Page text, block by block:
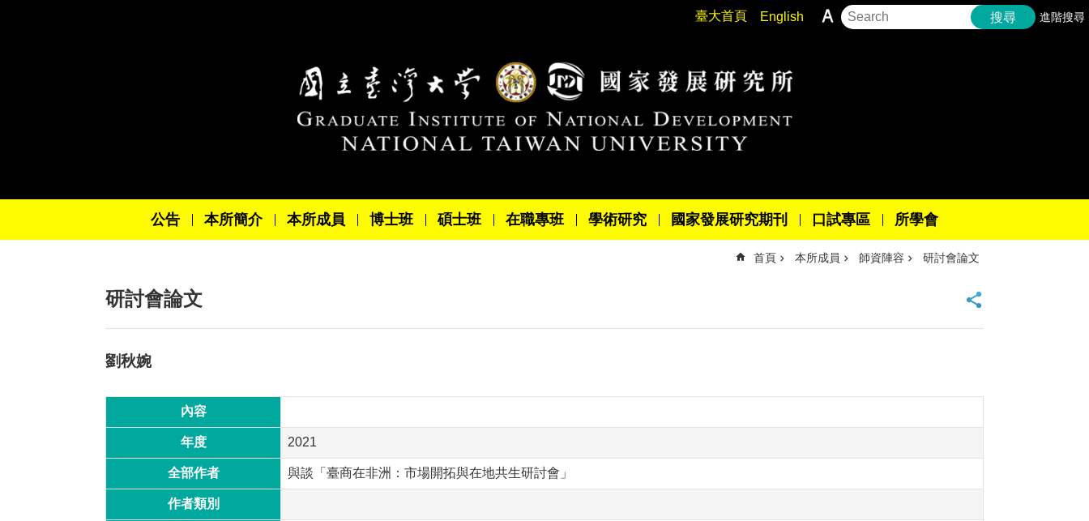
臺大首頁 English 搜尋 進階搜尋
公告 本所簡介 本所成員 博士班 碩士班 在職專班 學術研究 國家發展研究期刊 口試專區 所學會
首頁 本所成員 師資陣容 研討會論文
研討會論文
劉秋婉
內容
年度 2021
全部作者 與談「臺商在非洲：市場開拓與在地共生研討會」
作者類別